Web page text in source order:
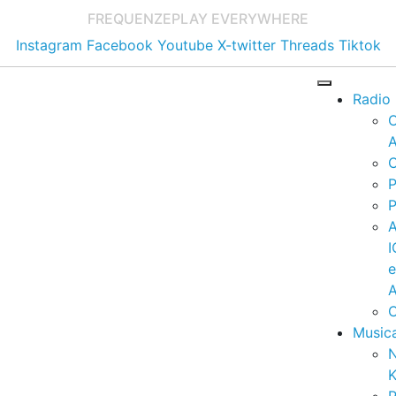
FREQUENZEPLAY EVERYWHERE
Instagram Facebook Youtube X-twitter Threads Tiktok
Radio
e